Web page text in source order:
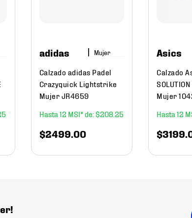
adidas Mujer
Calzado adidas Padel
Crazyquick Lightstrike
Mujer JR4659
12
$208 25
$2499.00
Asics
Calzado
Mujer
12
$3199.